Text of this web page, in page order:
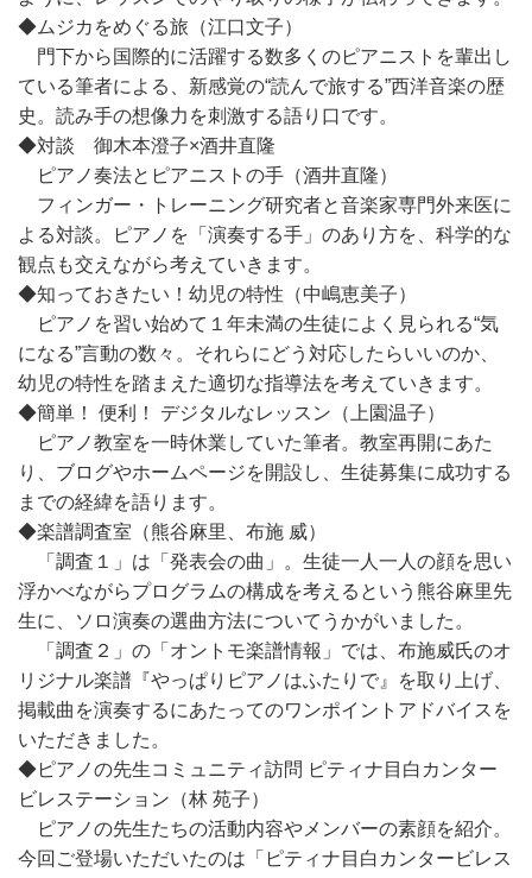
◆ムジカをめぐる旅（江口文子）
門下から国際的に活躍する数多くのピアニストを輩出し
ている筆者による、新感覚の“読んで旅する”西洋音楽の歴
史。読み手の想像力を刺激する語り口です。
◆対談 御木本澄子×酒井直隆
ピアノ奏法とピアニストの手（酒井直隆）
フィンガー・トレーニング研究者と音楽家専門外来医に
よる対談。ピアノを「演奏する手」のあり方を、科学的な
観点も交えながら考えていきます。
◆知っておきたい！幼児の特性（中嶋恵美子）
ピアノを習い始めて１年未満の生徒によく見られる“気
になる”言動の数々。それらにどう対応したらいいのか、
幼児の特性を踏まえた適切な指導法を考えていきます。
◆簡単！ 便利！ デジタルなレッスン（上園温子）
ピアノ教室を一時休業していた筆者。教室再開にあた
り、ブログやホームページを開設し、生徒募集に成功する
までの経緯を語ります。
◆楽譜調査室（熊谷麻里、布施 威）
「調査１」は「発表会の曲」。生徒一人一人の顔を思い
浮かべながらプログラムの構成を考えるという熊谷麻里先
生に、ソロ演奏の選曲方法についてうかがいました。
「調査２」の「オントモ楽譜情報」では、布施威氏のオ
リジナル楽譜『やっぱりピアノはふたりで』を取り上げ、
掲載曲を演奏するにあたってのワンポイントアドバイスを
いただきました。
◆ピアノの先生コミュニティ訪問 ピティナ目白カンター
ビレステーション（林 苑子）
ピアノの先生たちの活動内容やメンバーの素顔を紹介。
今回ご登場いただいたのは「ピティナ目白カンタービレス